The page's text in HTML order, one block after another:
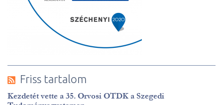
Friss tartalom
Kezdetét vette a 35. Orvosi OTDK a Szegedi